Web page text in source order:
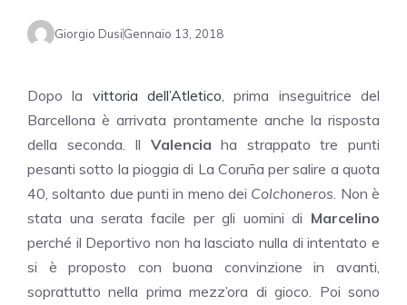
Giorgio DusiGennaio 13, 2018
Dopo la vittoria dell’Atletico, prima inseguitrice del
Barcellona è arrivata prontamente anche la risposta
della seconda. Il Valencia ha strappato tre punti
pesanti sotto la pioggia di La Coruña per salire a quota
40, soltanto due punti in meno dei Colchoneros. Non è
stata una serata facile per gli uomini di Marcelino
perché il Deportivo non ha lasciato nulla di intentato e
si è proposto con buona convinzione in avanti,
soprattutto nella prima mezz’ora di gioco. Poi sono